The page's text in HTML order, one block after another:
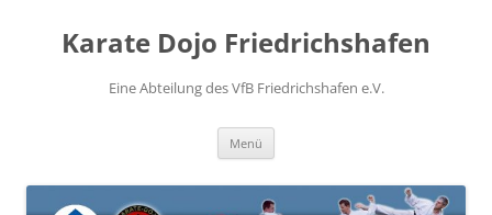
springenKarate Dojo Friedrichshafen
Eine Abteilung des VfB Friedrichshafen e.V.
Menü